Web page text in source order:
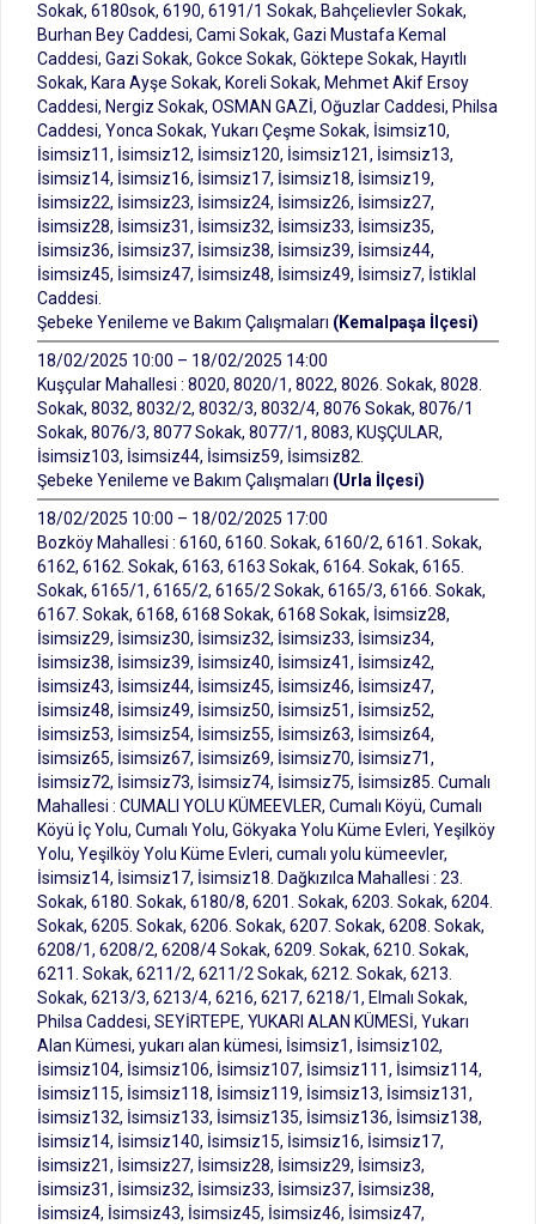
Sokak, 6180sok, 6190, 6191/1 Sokak, Bahçelievler Sokak,
Burhan Bey Caddesi, Cami Sokak, Gazi Mustafa Kemal
Caddesi, Gazi Sokak, Gokce Sokak, Göktepe Sokak, Hayıtlı
Sokak, Kara Ayşe Sokak, Koreli Sokak, Mehmet Akif Ersoy
Caddesi, Nergiz Sokak, OSMAN GAZİ, Oğuzlar Caddesi, Philsa
Caddesi, Yonca Sokak, Yukarı Çeşme Sokak, İsimsiz10,
İsimsiz11, İsimsiz12, İsimsiz120, İsimsiz121, İsimsiz13,
İsimsiz14, İsimsiz16, İsimsiz17, İsimsiz18, İsimsiz19,
İsimsiz22, İsimsiz23, İsimsiz24, İsimsiz26, İsimsiz27,
İsimsiz28, İsimsiz31, İsimsiz32, İsimsiz33, İsimsiz35,
İsimsiz36, İsimsiz37, İsimsiz38, İsimsiz39, İsimsiz44,
İsimsiz45, İsimsiz47, İsimsiz48, İsimsiz49, İsimsiz7, İstiklal
Caddesi.
Şebeke Yenileme ve Bakım Çalışmaları (Kemalpaşa İlçesi)
18/02/2025 10:00 – 18/02/2025 14:00
Kuşçular Mahallesi : 8020, 8020/1, 8022, 8026. Sokak, 8028.
Sokak, 8032, 8032/2, 8032/3, 8032/4, 8076 Sokak, 8076/1
Sokak, 8076/3, 8077 Sokak, 8077/1, 8083, KUŞÇULAR,
İsimsiz103, İsimsiz44, İsimsiz59, İsimsiz82.
Şebeke Yenileme ve Bakım Çalışmaları (Urla İlçesi)
18/02/2025 10:00 – 18/02/2025 17:00
Bozköy Mahallesi : 6160, 6160. Sokak, 6160/2, 6161. Sokak,
6162, 6162. Sokak, 6163, 6163 Sokak, 6164. Sokak, 6165.
Sokak, 6165/1, 6165/2, 6165/2 Sokak, 6165/3, 6166. Sokak,
6167. Sokak, 6168, 6168 Sokak, 6168 Sokak, İsimsiz28,
İsimsiz29, İsimsiz30, İsimsiz32, İsimsiz33, İsimsiz34,
İsimsiz38, İsimsiz39, İsimsiz40, İsimsiz41, İsimsiz42,
İsimsiz43, İsimsiz44, İsimsiz45, İsimsiz46, İsimsiz47,
İsimsiz48, İsimsiz49, İsimsiz50, İsimsiz51, İsimsiz52,
İsimsiz53, İsimsiz54, İsimsiz55, İsimsiz63, İsimsiz64,
İsimsiz65, İsimsiz67, İsimsiz69, İsimsiz70, İsimsiz71,
İsimsiz72, İsimsiz73, İsimsiz74, İsimsiz75, İsimsiz85. Cumalı
Mahallesi : CUMALI YOLU KÜMEEVLER, Cumalı Köyü, Cumalı
Köyü İç Yolu, Cumalı Yolu, Gökyaka Yolu Küme Evleri, Yeşilköy
Yolu, Yeşilköy Yolu Küme Evleri, cumalı yolu kümeevler,
İsimsiz14, İsimsiz17, İsimsiz18. Dağkızılca Mahallesi : 23.
Sokak, 6180. Sokak, 6180/8, 6201. Sokak, 6203. Sokak, 6204.
Sokak, 6205. Sokak, 6206. Sokak, 6207. Sokak, 6208. Sokak,
6208/1, 6208/2, 6208/4 Sokak, 6209. Sokak, 6210. Sokak,
6211. Sokak, 6211/2, 6211/2 Sokak, 6212. Sokak, 6213.
Sokak, 6213/3, 6213/4, 6216, 6217, 6218/1, Elmalı Sokak,
Philsa Caddesi, SEYİRTEPE, YUKARI ALAN KÜMESİ, Yukarı
Alan Kümesi, yukarı alan kümesi, İsimsiz1, İsimsiz102,
İsimsiz104, İsimsiz106, İsimsiz107, İsimsiz111, İsimsiz114,
İsimsiz115, İsimsiz118, İsimsiz119, İsimsiz13, İsimsiz131,
İsimsiz132, İsimsiz133, İsimsiz135, İsimsiz136, İsimsiz138,
İsimsiz14, İsimsiz140, İsimsiz15, İsimsiz16, İsimsiz17,
İsimsiz21, İsimsiz27, İsimsiz28, İsimsiz29, İsimsiz3,
İsimsiz31, İsimsiz32, İsimsiz33, İsimsiz37, İsimsiz38,
İsimsiz4, İsimsiz43, İsimsiz45, İsimsiz46, İsimsiz47,